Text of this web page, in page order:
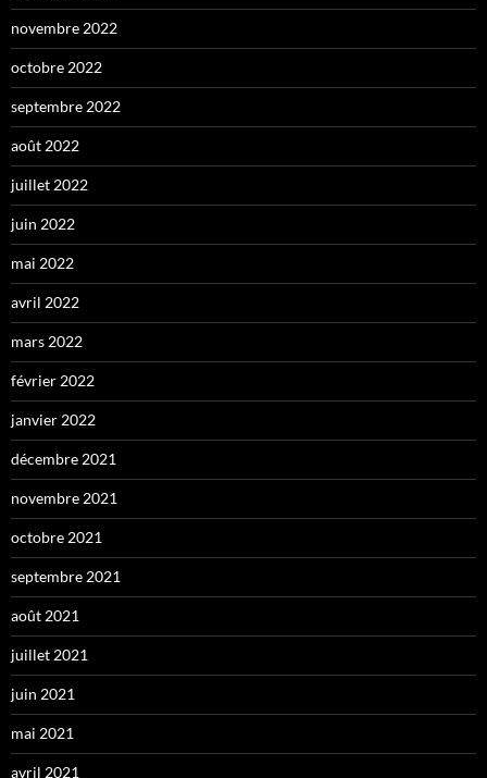
novembre 2022
octobre 2022
septembre 2022
août 2022
juillet 2022
juin 2022
mai 2022
avril 2022
mars 2022
février 2022
janvier 2022
décembre 2021
novembre 2021
octobre 2021
septembre 2021
août 2021
juillet 2021
juin 2021
mai 2021
avril 2021